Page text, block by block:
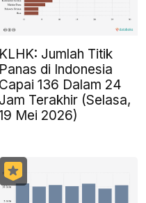
KLHK: Jumlah Titik
Panas di Indonesia
Capai 136 Dalam 24
Jam Terakhir (Selasa,
Mei 2026)